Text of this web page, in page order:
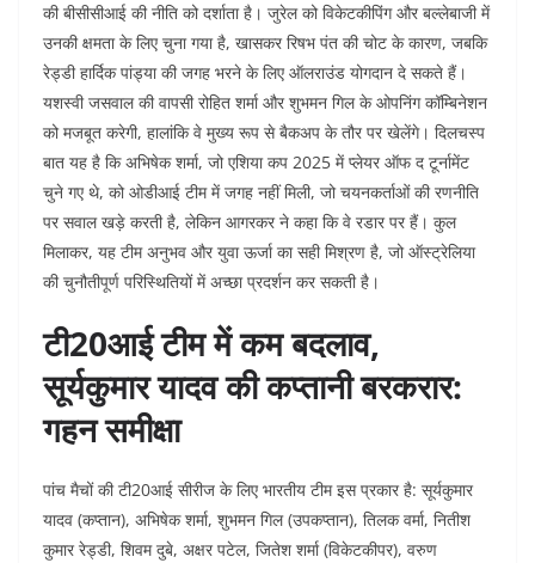
की बीसीसीआई की नीति को दर्शाता है। जुरेल को विकेटकीपिंग और बल्लेबाजी में
उनकी क्षमता के लिए चुना गया है, खासकर रिषभ पंत की चोट के कारण, जबकि
रेड्डी हार्दिक पांड्या की जगह भरने के लिए ऑलराउंड योगदान दे सकते हैं।
यशस्वी जसवाल की वापसी रोहित शर्मा और शुभमन गिल के ओपनिंग कॉम्बिनेशन
को मजबूत करेगी, हालांकि वे मुख्य रूप से बैकअप के तौर पर खेलेंगे। दिलचस्प
बात यह है कि अभिषेक शर्मा, जो एशिया कप 2025 में प्लेयर ऑफ द टूर्नामेंट
चुने गए थे, को ओडीआई टीम में जगह नहीं मिली, जो चयनकर्ताओं की रणनीति
पर सवाल खड़े करती है, लेकिन आगरकर ने कहा कि वे रडार पर हैं। कुल
मिलाकर, यह टीम अनुभव और युवा ऊर्जा का सही मिश्रण है, जो ऑस्ट्रेलिया
की चुनौतीपूर्ण परिस्थितियों में अच्छा प्रदर्शन कर सकती है।
टी20आई टीम में कम बदलाव,
सूर्यकुमार यादव की कप्तानी बरकरार:
गहन समीक्षा
पांच मैचों की टी20आई सीरीज के लिए भारतीय टीम इस प्रकार है: सूर्यकुमार
यादव (कप्तान), अभिषेक शर्मा, शुभमन गिल (उपकप्तान), तिलक वर्मा, नितीश
कुमार रेड्डी, शिवम दुबे, अक्षर पटेल, जितेश शर्मा (विकेटकीपर), वरुण